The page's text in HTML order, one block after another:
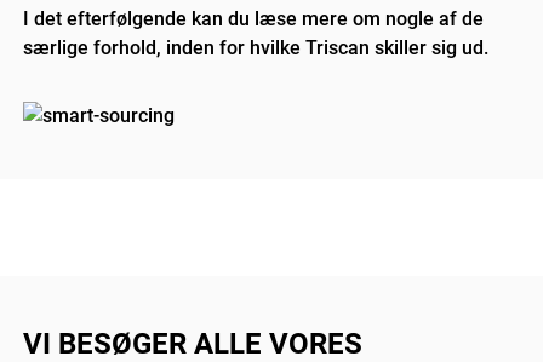
I det efterfølgende kan du læse mere om nogle af de
særlige forhold, inden for hvilke Triscan skiller sig ud.
VI BESØGER ALLE VORES